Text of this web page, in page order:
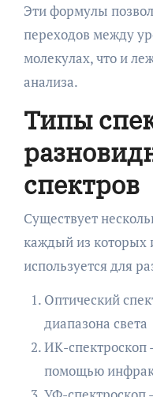
Эти формулы
переходов между
молекулах, что и
анализа.
Типы
спектров
Существует
каждый из которых
используется для
Оптический
диапазона света
ИК-спектроскоп
помощью